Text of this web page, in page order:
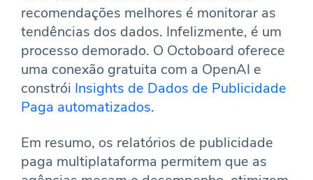
recomendações melhores é monitorar as
tendências dos dados. Infelizmente, é um
processo demorado. O Octoboard oferece
uma conexão gratuita com a OpenAI e
constrói Insights de Dados de Publicidade
Paga automatizados.
Em resumo, os relatórios de publicidade
paga multiplataforma permitem que as